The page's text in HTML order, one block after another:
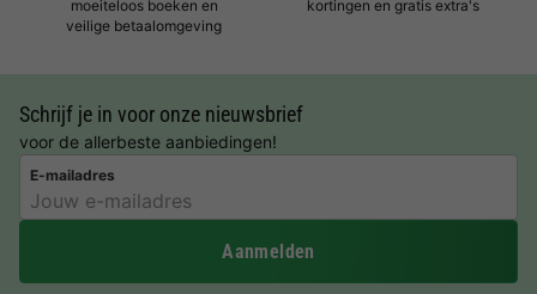
moeiteloos boeken en
veilige betaalomgeving
kortingen en gratis extra's
Schrijf je in voor onze nieuwsbrief
voor de allerbeste aanbiedingen!
E-mailadres
Aanmelden